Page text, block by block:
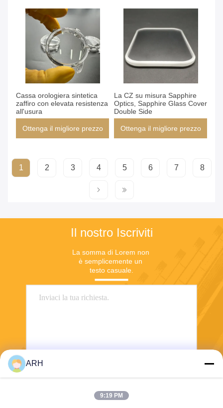
Cassa orologiera sintetica
zaffiro con elevata resistenza
all'usura
Ottenga il migliore prezzo
La CZ su misura Sapphire
Optics, Sapphire Glass Cover
Double Side
Ottenga il migliore prezzo
1 2 3 4 5 6 7 8
Il nostro Iscriviti
La somma di Lorem non
è semplicemente un
testo casuale.
ARH
9:19 PM